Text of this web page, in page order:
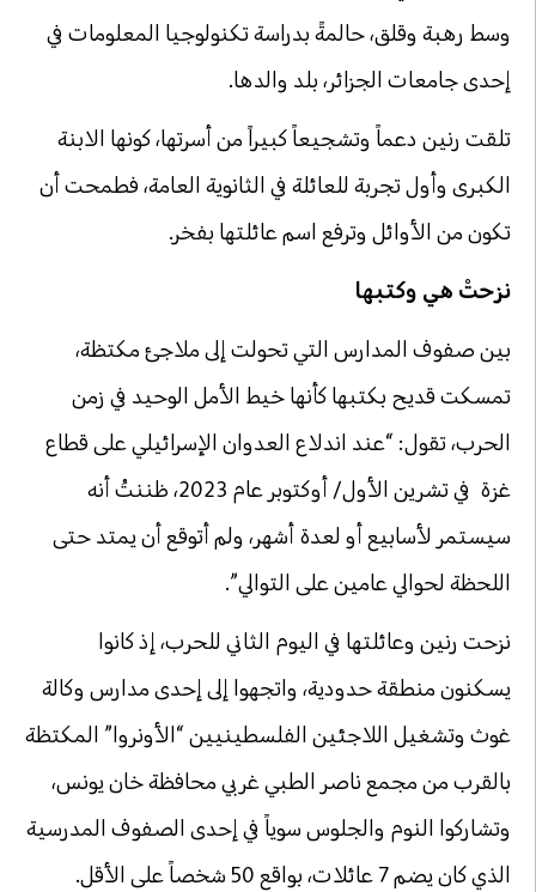
وسط رهبة وقلق، حالمةً بدراسة تكنولوجيا المعلومات في
إحدى جامعات الجزائر، بلد والدها.
تلقت رنين دعماً وتشجيعاً كبيراً من أسرتها، كونها الابنة
الكبرى وأول تجربة للعائلة في الثانوية العامة، فطمحت أن
تكون من الأوائل وترفع اسم عائلتها بفخر.
نزحتْ هي وكتبها
بين صفوف المدارس التي تحولت إلى ملاجئ مكتظة،
تمسكت قديح بكتبها كأنها خيط الأمل الوحيد في زمن
الحرب، تقول: “عند اندلاع العدوان الإسرائيلي على قطاع
غزة في تشرين الأول/ أوكتوبر عام 2023، ظننتُ أنه
سيستمر لأسابيع أو لعدة أشهر، ولم أتوقع أن يمتد حتى
اللحظة لحوالي عامين على التوالي”.
نزحت رنين وعائلتها في اليوم الثاني للحرب، إذ كانوا
يسكنون منطقة حدودية، واتجهوا إلى إحدى مدارس وكالة
غوث وتشغيل اللاجئين الفلسطينيين “الأونروا” المكتظة
بالقرب من مجمع ناصر الطبي غربي محافظة خان يونس،
وتشاركوا النوم والجلوس سوياً في إحدى الصفوف المدرسية
الذي كان يضم 7 عائلات، بواقع 50 شخصاً على الأقل.